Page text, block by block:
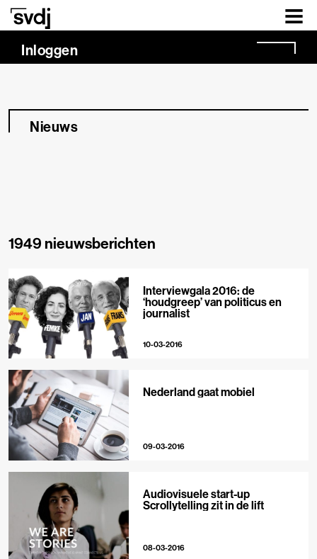
Naar hoofdinhoud
Inloggen
Nieuws
1949 nieuwsberichten
Interviewgala 2016: de
‘houdgreep’ van politicus en
journalist
10-03-2016
Nederland gaat mobiel
09-03-2016
Audiovisuele start-up
Scrollytelling zit in de lift
08-03-2016